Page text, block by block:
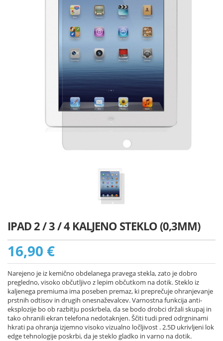
IPAD 2 / 3 / 4 KALJENO STEKLO (0,3MM)
16,90 €
Narejeno je iz kemično obdelanega pravega stekla, zato je dobro
pregledno, visoko občutljivo z lepim občutkom na dotik. Steklo iz
kaljenega premiuma ima poseben premaz, ki preprečuje ohranjevanje
prstnih odtisov in drugih onesnaževalcev. Varnostna funkcija anti-
eksplozije bo ob razbitju poskrbela, da se bodo drobci držali skupaj in
tako ohranili ekran telefona nedotaknjen. Ščiti tudi pred odrgninami
hkrati pa ohranja izjemno visoko vizualno ločljivost . 2.5D ukrivljeni lok
edge tehnologije poskrbi, da je steklo gladko in varno na dotik.